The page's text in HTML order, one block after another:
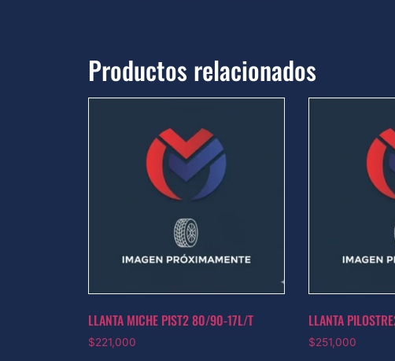
Productos relacionados
LLANTA MICHE PIST2 80/90-17L/T
$221,000
LLANTA
$251,000